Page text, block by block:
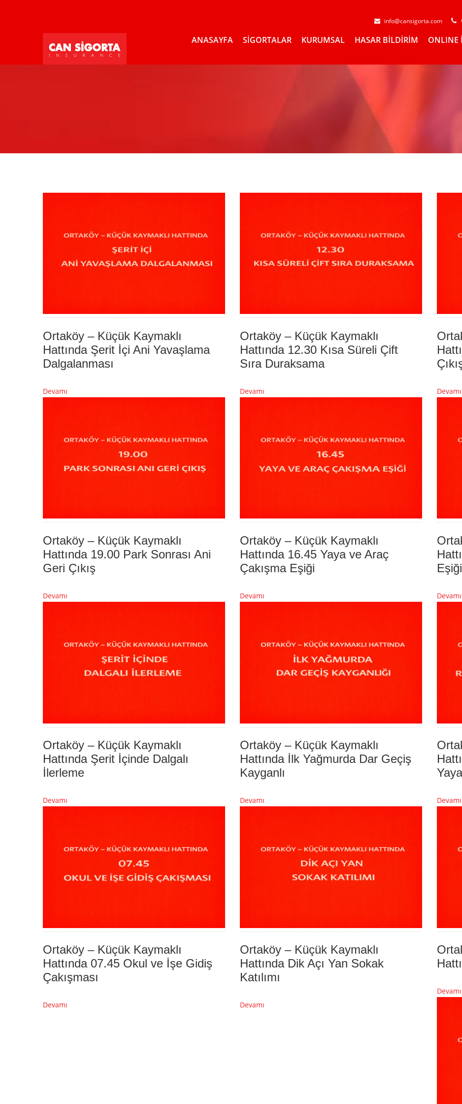
info@cansigorta.com
ANASAYFA SİGORTALAR KURUMSAL HASAR BİLDİRİM ONLINE
Ortaköy – Küçük Kaymaklı
Hattında Şerit İçi Ani Yavaşlama
Dalgalanması
Devamı
Ortaköy – Küçük Kaymaklı
Hattında 12.30 Kısa Süreli Çift
Sıra Duraksama
Devamı Devamı
Ortaköy – Küçük Kaymaklı
Hattında 19.00 Park Sonrası Ani
Geri Çıkış
Devamı
Ortaköy – Küçük Kaymaklı
Hattında 16.45 Yaya ve Araç
Çakışma Eşiği
Devamı
Eşiği
Devamı
Ortaköy – Küçük Kaymaklı
Hattında Şerit İçinde Dalgalı
İlerleme
Devamı
Ortaköy – Küçük Kaymaklı
Hattında İlk Yağmurda Dar Geçiş
Kayganlı
Devamı Devamı
Ortaköy – Küçük Kaymaklı
Hattında 07.45 Okul ve İşe Gidiş
Çakışması
Devamı
Ortaköy – Küçük Kaymaklı
Hattında Dik Açı Yan Sokak
Katılımı
Devamı
Devamı